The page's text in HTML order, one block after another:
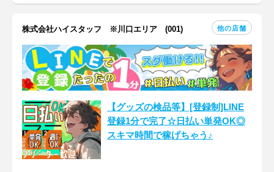
株式会社ハイスタッフ ※川口エリア (001) 他の店舗
【グッズの検品等】[登録制]LINE
登録1分で完了☆日払い単発OK◎
スキマ時間で稼げちゃう♪